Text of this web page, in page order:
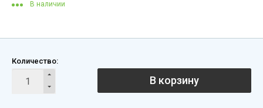
В наличии
Количество:
В корзину